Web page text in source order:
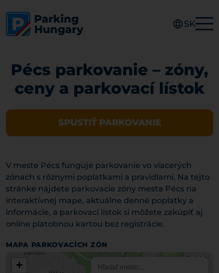
SK
Pécs parkovanie – zóny,
ceny a parkovací lístok
SPUSTIŤ PARKOVANIE
V meste Pécs funguje parkovanie vo viacerých
zónach s rôznymi poplatkami a pravidlami. Na tejto
stránke nájdete parkovacie zóny mesta Pécs na
interaktívnej mape, aktuálne denné poplatky a
informácie, a parkovací lístok si môžete zakúpiť aj
online platobnou kartou bez registrácie.
MAPA PARKOVACÍCH ZÓN
+